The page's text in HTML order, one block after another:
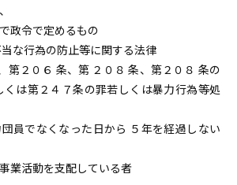
政令で定めるもの
な行為の防止等に関する法律
第２０６ 条、第 ２０８ 条、第２０８ 条の
くは第２４７条の罪若しくは暴力行為等処
員でなくなった日から ５年を経過しない
業活動を支配している者